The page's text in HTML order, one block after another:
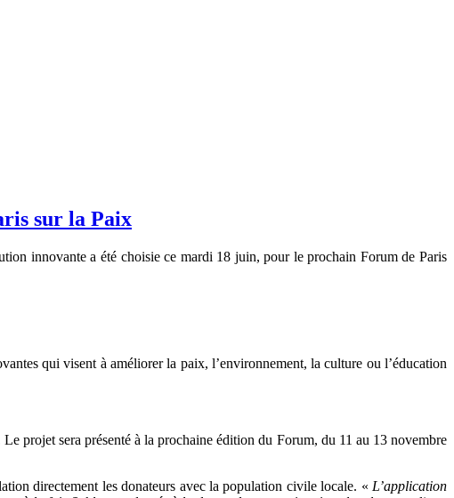
sur la Paix
innovante a été choisie ce mardi 18 juin, pour le prochain Forum de Paris
qui visent à améliorer la paix, l’environnement, la culture ou l’éducation
projet sera présenté à la prochaine édition du Forum, du 11 au 13 novembre
directement les donateurs avec la population civile locale. « L’application